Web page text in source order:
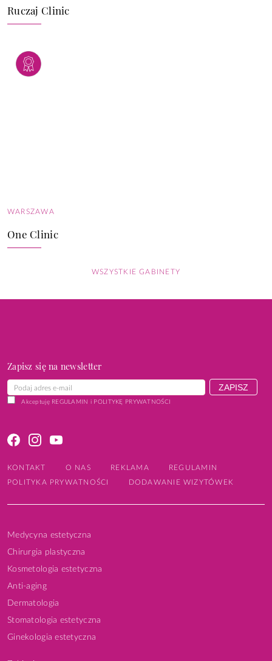
Ruczaj Clinic
WARSZAWA
One Clinic
WSZYSTKIE GABINETY
Zapisz się na newsletter
Akceptuję REGULAMIN i POLITYKĘ PRYWATNOŚCI
KONTAKT O NAS REKLAMA
REGULAMIN
POLITYKA PRYWATNOŚCI
DODAWANIE WIZYTÓWEK
Medycyna estetyczna
Chirurgia plastyczna
Kosmetologia estetyczna
Anti-aging
Dermatologia
Stomatologia estetyczna
Ginekologia estetyczna